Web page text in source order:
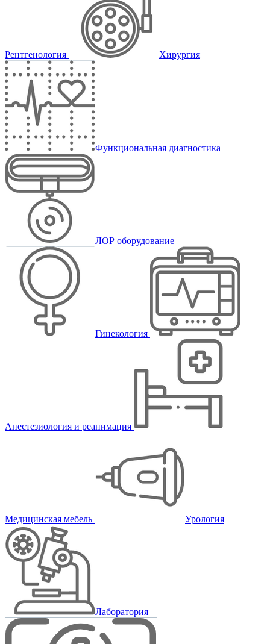
Рентгенология Хирургия
Функциональная диагностика
ЛОР оборудование
Гинекология
Анестезиология и реанимация
Медицинская мебель Урология
Лаборатория